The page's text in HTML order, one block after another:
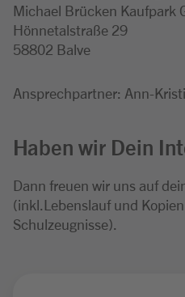
Michael Brücken Kaufpark
Hönnetalstraße 29
58802 Balve
Ansprechpartner: Ann-
Haben wir Dein
Dann freuen wir uns auf
(inkl.Lebenslauf und
Schulzeugnisse).